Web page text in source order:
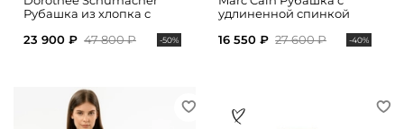
Рубашка из хлопка с
23 900 ₽ 47 800 ₽ -50%
удлиненной спинкой
16 550 ₽ 27 600 ₽ -40%